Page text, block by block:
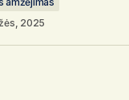
2025